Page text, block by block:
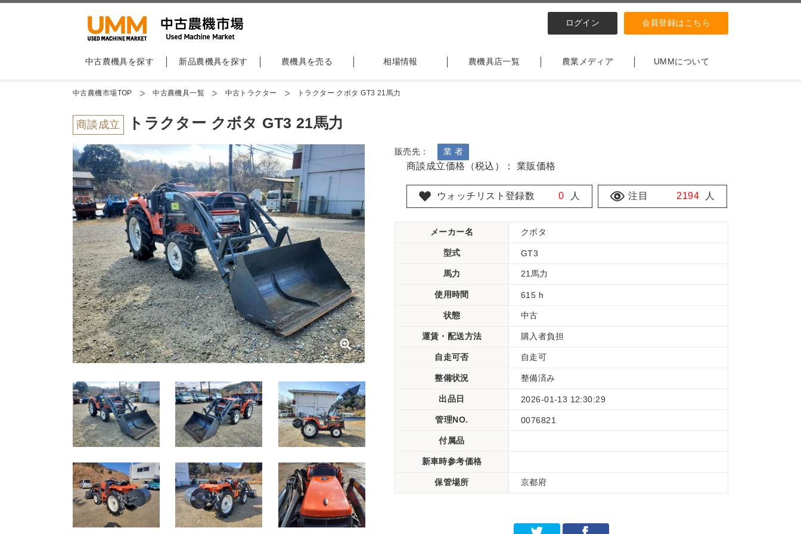
ログイン 会員登録はこちら
中古農機具を探す 新品農機具を探す 農機具を売る 相場情報 農機具店一覧 農業メディア UMMについて
中古農機市場TOP 中古農機具一覧 中古トラクター トラクター クボタ GT3 21馬力
商談成立 トラクター クボタ GT3 21馬力
販売先： 業 者
商談成立価格（税込）： 業販価格
ウォッチリスト登録数 0 人 注目 2194 人
メーカー名 クボタ
型式 GT3
馬力 21馬力
使用時間 615 h
状態 中古
運賃・配送方法 購入者負担
自走可否 自走可
整備状況 整備済み
出品日 2026-01-13 12:30:29
管理NO. 0076821
付属品
新車時参考価格
保管場所 京都府